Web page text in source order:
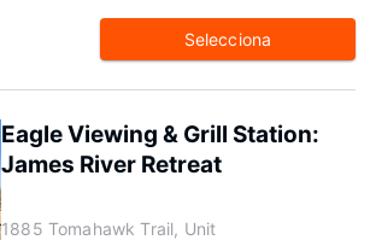
Selecciona
Eagle Viewing & Grill Station:
James River Retreat
1885 Tomahawk Trail, Unit